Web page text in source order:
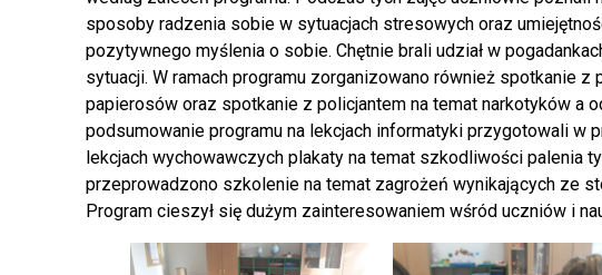
sposoby radzenia sobie w sytuacjach stresowych oraz
pozytywnego myślenia o sobie. Chętnie brali udział w
sytuacji. W ramach programu zorganizowano również spotkanie
papierosów oraz spotkanie z policjantem na temat narkotyków a
podsumowanie programu na lekcjach informatyki przygotowali w
lekcjach wychowawczych plakaty na temat szkodliwości palenia
przeprowadzono szkolenie na temat zagrożeń wynikających ze
Program cieszył się dużym zainteresowaniem wśród uczniów i